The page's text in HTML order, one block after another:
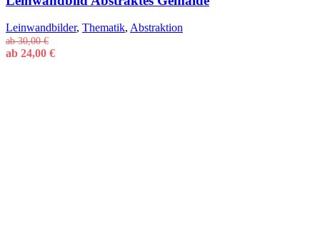
Leinwandbilder, Thematik, Abstraktion
ab30,00€
ab 24,00 €